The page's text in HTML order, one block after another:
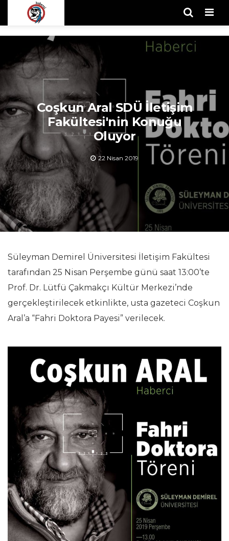
Coşkun Aral SDÜ İletişim
Fakültesi'nin Konuğu
Oluyor
22 Nisan 2019
Süleyman Demirel Üniversitesi İletişim Fakültesi
tarafından 25 Nisan Perşembe günü saat 13:00’te
Prof. Dr. Lütfü Çakmakçı Kültür Merkezi’nde
gerçekleştirilecek etkinlikte, usta gazeteci Coşkun
Aral’a “Fahri Doktora Payesi” verilecek.